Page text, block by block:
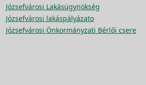
Józsefvárosi Lakásügynökség
Józsefvárosi lakáspályázato
Józsefvárosi Önkormányzati Bérlői csere